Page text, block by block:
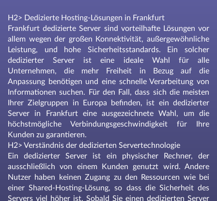
H2> Dedizierte Hosting-Lösungen in Frankfurt
Frankfurt dedizierte Server sind vorteilhafte Lösungen vor
allem wegen der großen Konnektivität, außergewöhnliche
Leistung, und hohe Sicherheitsstandards. Ein solcher
dedizierter Server ist eine ideale Wahl für alle
Unternehmen, die mehr Freiheit in Bezug auf die
Anpassung benötigen und eine schnelle Verarbeitung von
Informationen suchen. Für den Fall, dass sich die meisten
Ihrer Zielgruppen in Europa befinden, ist ein dedizierter
Server in Frankfurt eine ausgezeichnete Wahl, um die
höchstmögliche Verbindungsgeschwindigkeit für Ihre
Kunden zu garantieren.
H2> Verständnis der dedizierten Servertechnologie
Ein dedizierter Server ist ein physischer Rechner, der
ausschließlich von einem Kunden genutzt wird. Andere
Nutzer haben keinen Zugang zu den Ressourcen wie bei
einer Shared-Hosting-Lösung, so dass die Sicherheit des
Servers viel höher ist. Sobald Sie einen dedizierten Server